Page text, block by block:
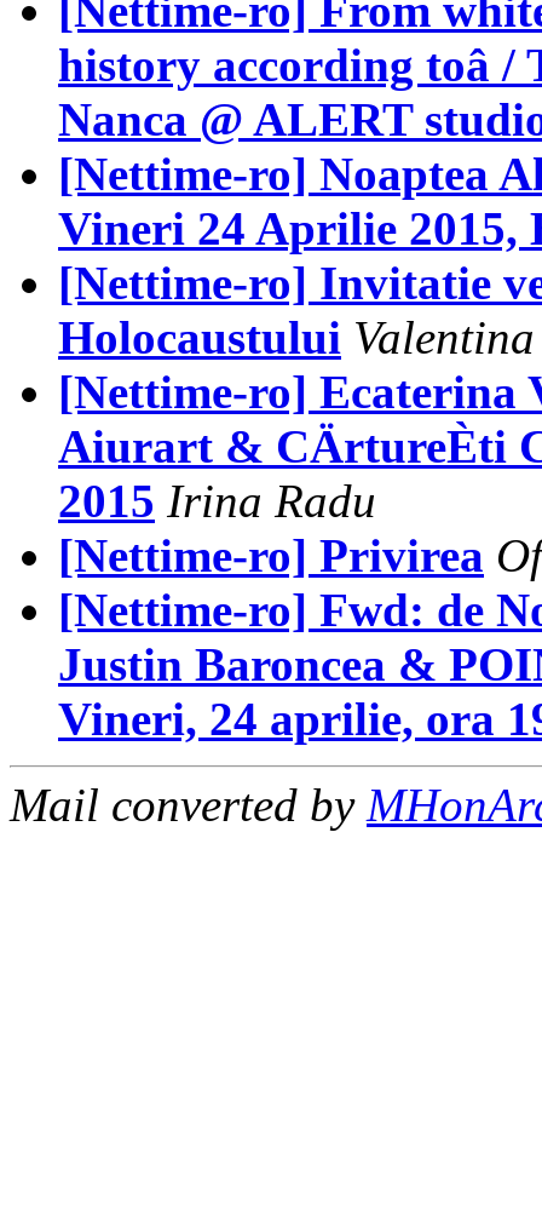
history according toâ /
Nanca @ ALERT
[Nettime-ro] Noaptea
Vineri 24 Aprilie 2015,
[Nettime-ro] Invitatie
Holocaustului
[Nettime-ro] Ecaterina
Aiurart & CÄrtureÈti
2015 Irina Radu
[Nettime-ro] Privirea
[Nettime-ro] Fwd: de
Justin Baroncea &
Vineri, 24 aprilie, ora
Mail converted by